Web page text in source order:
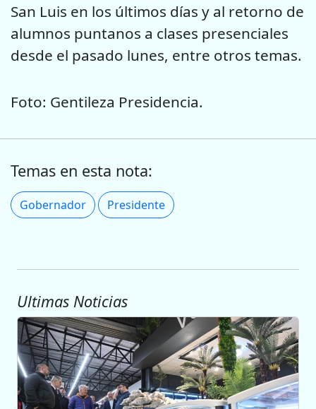
San Luis en los últimos días y al retorno de
alumnos puntanos a clases presenciales
desde el pasado lunes, entre otros temas.
Foto: Gentileza Presidencia.
Temas en esta nota:
Gobernador Presidente
Ultimas Noticias